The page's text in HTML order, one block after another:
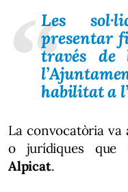
Les
presentar
través de
habilitat a
La convocatòria va
o jurídiques que
Alpicat.